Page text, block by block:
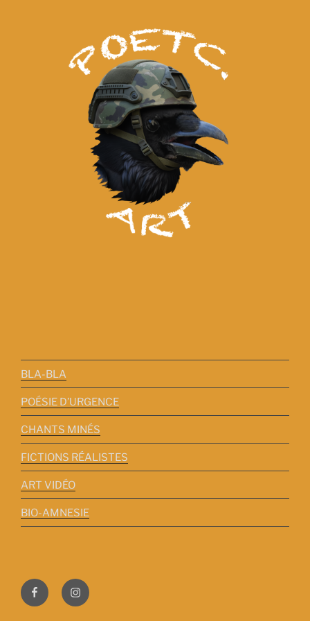
BLA-BLA
POÉSIE D’URGENCE
CHANTS MINÉS
FICTIONS RÉALISTES
ART VIDÉO
BIO-AMNESIE
FacebookInstagram